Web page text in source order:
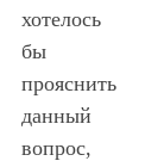
хотелось
бы
прояснить
данный
вопрос,